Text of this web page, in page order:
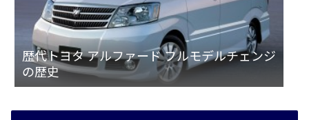
歴代トヨタ アルファード フルモデルチェンジ
の歴史